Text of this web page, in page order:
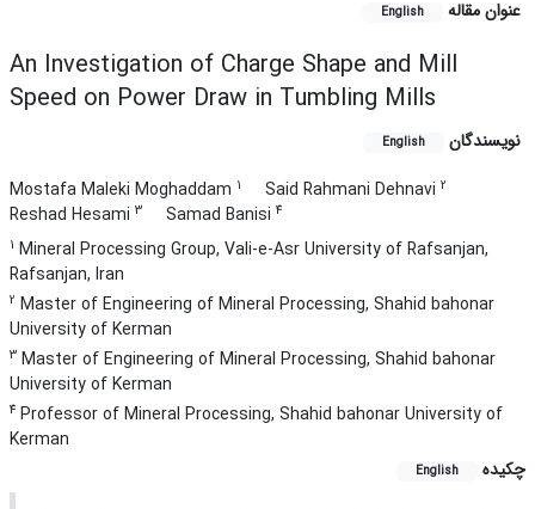
عنوان مقاله English
An Investigation of Charge Shape and Mill
Speed on Power Draw in Tumbling Mills
نویسندگان English
Mostafa Maleki Moghaddam 1 Said Rahmani Dehnavi 2
Reshad Hesami 3 Samad Banisi 4
1 Mineral Processing Group, Vali-e-Asr University of Rafsanjan,
Rafsanjan, Iran
2 Master of Engineering of Mineral Processing, Shahid bahonar
University of Kerman
3 Master of Engineering of Mineral Processing, Shahid bahonar
University of Kerman
4 Professor of Mineral Processing, Shahid bahonar University of
Kerman
چکیده
English